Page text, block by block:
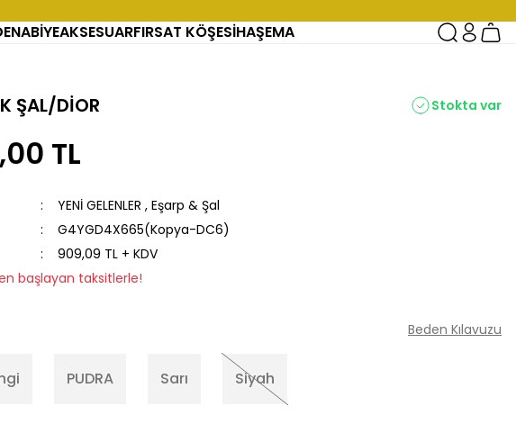
ABİYEAKSESUARFIRSAT KÖŞESİHAŞEMA
ŞAL/DİOR Stokta var
TL
YENİ GELENLER , Eşarp & Şal
G4YGD4X665(Kopya-DC6)
909,09 TL + KDV
başlayan taksitlerle!
PUDRA Sarı Siyah
Beden Kılavuzu